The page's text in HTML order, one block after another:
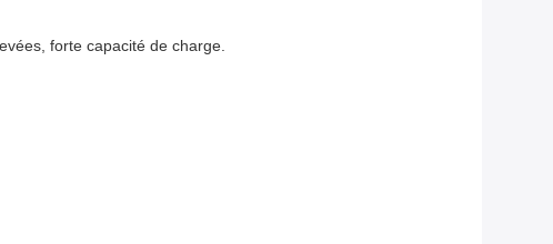
forte capacité de charge.